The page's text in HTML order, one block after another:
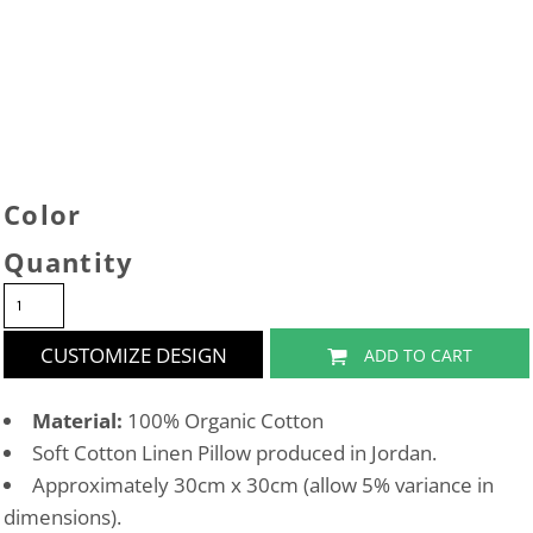
Color
Quantity
CUSTOMIZE DESIGN ADD TO CART
Material: 100% Organic Cotton
Soft Cotton Linen Pillow produced in Jordan.
Approximately 30cm x 30cm (allow 5% variance in
dimensions).